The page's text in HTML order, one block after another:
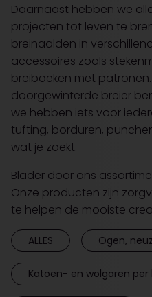
Daarnaast hebben we
projecten tot leven te
breinaalden in
accessoires zoals
breiboeken met
doorgewinterde breier
we hebben iets voor
tufting, borduren,
wat je zoekt.
Blader door ons
Onze producten zijn
te helpen de mooiste
ALLES Ogen,
Katoen- en wolgaren per